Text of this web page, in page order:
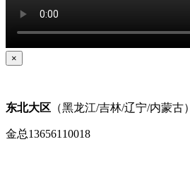
×
东北大区 （黑龙江/吉林/辽宁/内蒙古）
金总13656110018